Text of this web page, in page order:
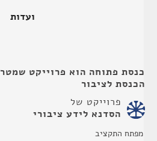
ועדות
כנסת פתוחה הוא פרוייקט
הכנסת לציבור
פרוייקט של
הסדנא לידע ציבורי
מפתח התקציב